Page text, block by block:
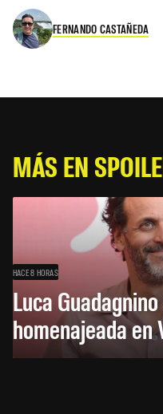
FERNANDO CASTAÑEDA
MÁS EN
HACE 8 HORAS
Luca
homenajeada en